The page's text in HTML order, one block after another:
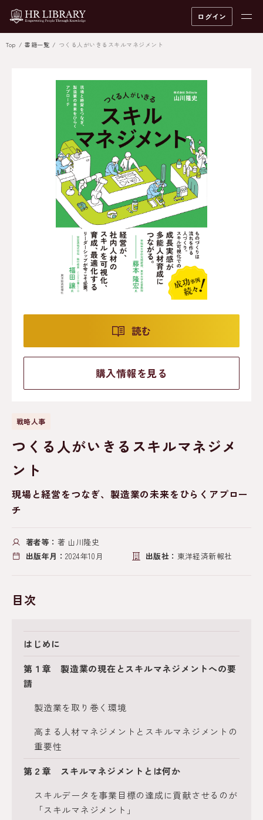
ログイン
Top 書籍一覧 つくる人がいきるスキルマネジメント
読む
購入情報を見る
戦略人事
つくる人がいきるスキルマネジメ
ント
現場と経営をつなぎ、製造業の未来をひらくアプロー
チ
著者等： 著 山川隆史
出版年月： 2024年10月 出版社： 東洋経済新報社
目次
はじめに
第１章 製造業の現在とスキルマネジメントへの要
請
製造業を取り巻く環境
高まる人材マネジメントとスキルマネジメントの
重要性
第２章 スキルマネジメントとは何か
スキルデータを事業目標の達成に貢献させるのが
「スキルマネジメント」